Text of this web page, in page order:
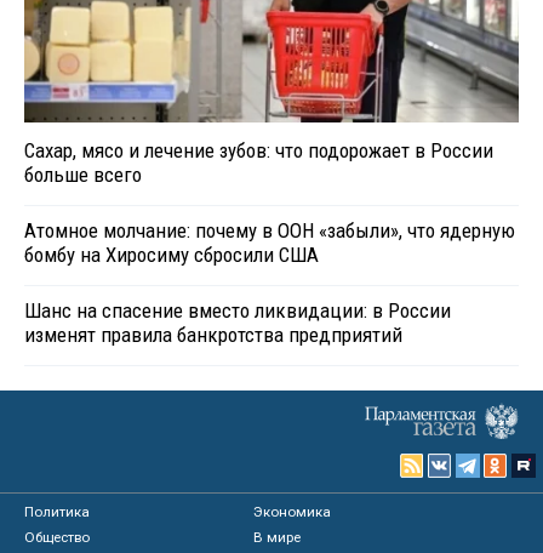
Сахар, мясо и лечение зубов: что подорожает в России
больше всего
Атомное молчание: почему в ООН «забыли», что ядерную
бомбу на Хиросиму сбросили США
Шанс на спасение вместо ликвидации: в России
изменят правила банкротства предприятий
Политика
Экономика
Общество
В мире